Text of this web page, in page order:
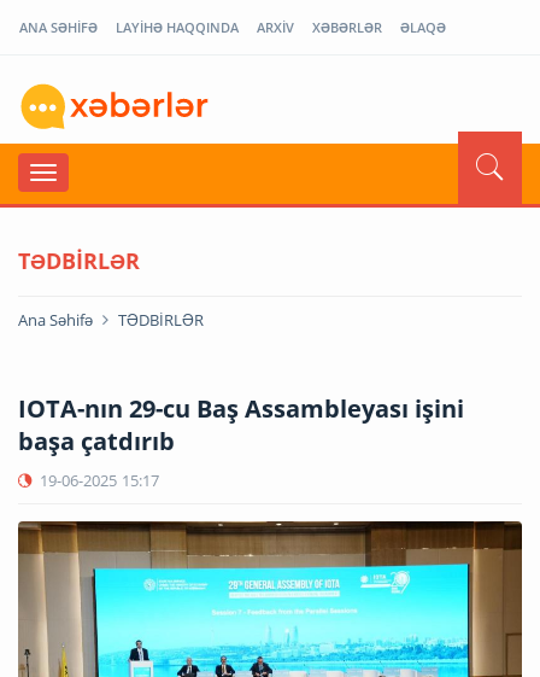
ANA SƏHİFƏ LAYİHƏ HAQQINDA ARXİV XƏBƏRLƏR ƏLAQƏ
TƏDBİRLƏR
Ana Səhifə TƏDBİRLƏR
IOTA-nın 29-cu Baş Assambleyası işini
başa çatdırıb
19-06-2025 15:17